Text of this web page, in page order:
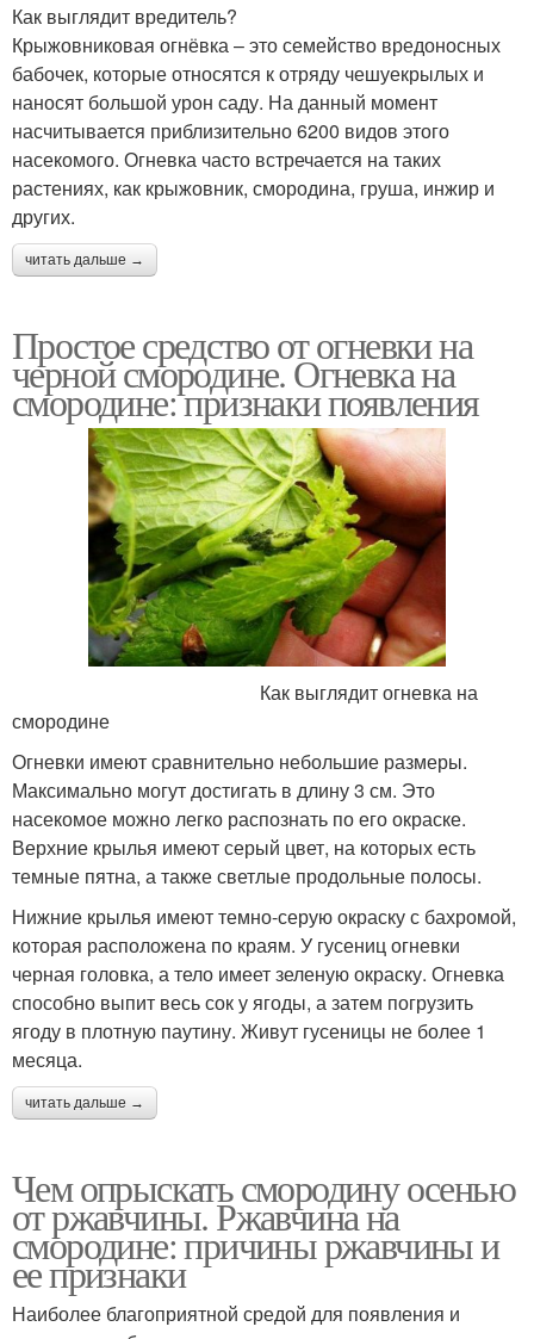
Как выглядит вредитель?
Крыжовниковая огнёвка – это семейство вредоносных
бабочек, которые относятся к отряду чешуекрылых и
наносят большой урон саду. На данный момент
насчитывается приблизительно 6200 видов этого
насекомого. Огневка часто встречается на таких
растениях, как крыжовник, смородина, груша, инжир и
других.
читать дальше →
Простое средство от огневки на
черной смородине. Огневка на
смородине: признаки появления
Как выглядит огневка на
смородине
Огневки имеют сравнительно небольшие размеры.
Максимально могут достигать в длину 3 см. Это
насекомое можно легко распознать по его окраске.
Верхние крылья имеют серый цвет, на которых есть
темные пятна, а также светлые продольные полосы.
Нижние крылья имеют темно-серую окраску с бахромой,
которая расположена по краям. У гусениц огневки
черная головка, а тело имеет зеленую окраску. Огневка
способно выпит весь сок у ягоды, а затем погрузить
ягоду в плотную паутину. Живут гусеницы не более 1
месяца.
читать дальше →
Чем опрыскать смородину осенью
от ржавчины. Ржавчина на
смородине: причины ржавчины и
ее признаки
Наиболее благоприятной средой для появления и